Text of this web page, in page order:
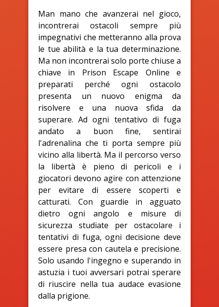
Man mano che avanzerai nel gioco,
incontrerai ostacoli sempre più
impegnativi che metteranno alla prova
le tue abilità e la tua determinazione.
Ma non incontrerai solo porte chiuse a
chiave in Prison Escape Online e
preparati perché ogni ostacolo
presenta un nuovo enigma da
risolvere e una nuova sfida da
superare. Ad ogni tentativo di fuga
andato a buon fine, sentirai
l'adrenalina che ti porta sempre più
vicino alla libertà. Ma il percorso verso
la libertà è pieno di pericoli e i
giocatori devono agire con attenzione
per evitare di essere scoperti e
catturati. Con guardie in agguato
dietro ogni angolo e misure di
sicurezza studiate per ostacolare i
tentativi di fuga, ogni decisione deve
essere presa con cautela e precisione.
Solo usando l'ingegno e superando in
astuzia i tuoi avversari potrai sperare
di riuscire nella tua audace evasione
dalla prigione.